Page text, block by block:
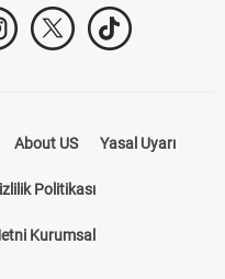
About US Yasal Uyarı
Politikası
Kurumsal